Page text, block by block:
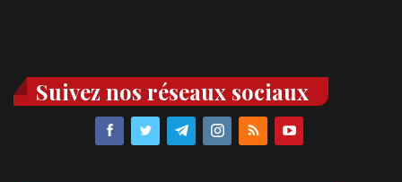
Suivez nos réseaux sociaux